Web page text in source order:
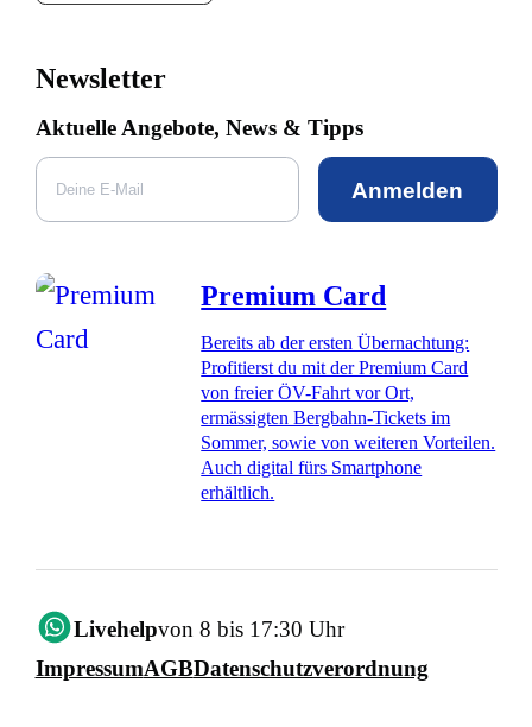
Newsletter
Aktuelle Angebote, News & Tipps
Anmelden
Premium Card
Bereits ab der ersten Übernachtung:
Profitierst du mit der Premium Card
von freier ÖV-Fahrt vor Ort,
ermässigten Bergbahn-Tickets im
Sommer, sowie von weiteren Vorteilen.
Auch digital fürs Smartphone
erhältlich.
Livehelpvon 8 bis 17:30 Uhr
ImpressumAGBDatenschutzverordnung